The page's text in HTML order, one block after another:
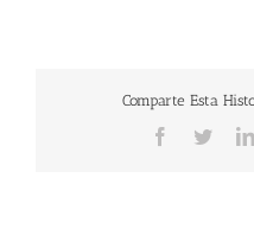
Comparte Esta
Facebook
Twitter